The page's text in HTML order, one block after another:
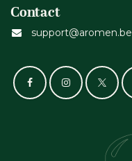
Contact
support@aromen.be